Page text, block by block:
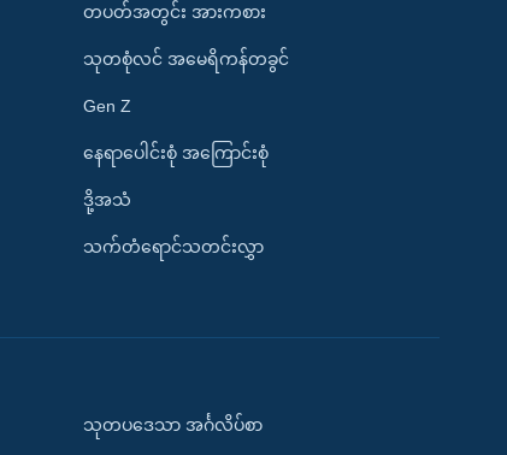
တပတ်အတွင်း အားကစား
သုတစုံလင် အမေရိကန်တခွင်
Gen Z
နေရာပေါင်းစုံ အကြောင်းစုံ
ဒို့အသံ
သက်တံရောင်သတင်းလွှာ
သုတပဒေသာ အင်္ဂလိပ်စာ